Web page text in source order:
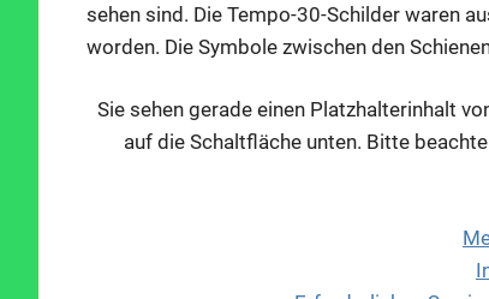
sehen sind. Die Tempo-30-Schilder waren
worden. Die Symbole zwischen den
Sie sehen gerade einen Platzhalterinhalt
auf die Schaltfläche unten. Bitte